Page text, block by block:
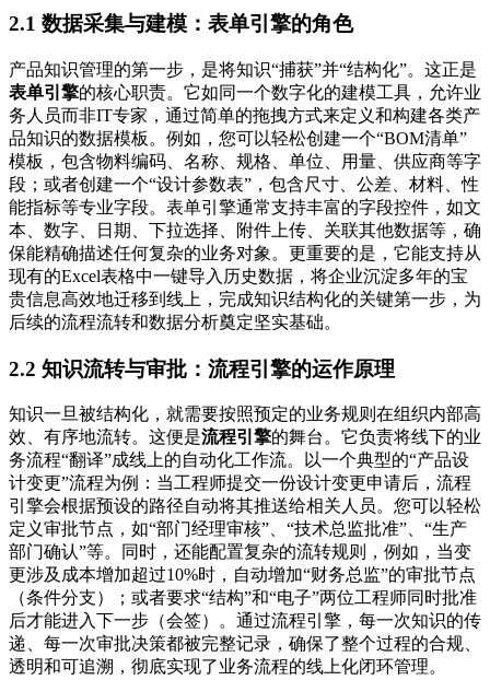
2.1 数据采集与建模：表单引擎的角色
产品知识管理的第一步，是将知识“捕获”并“结构化”。这正是
表单引擎的核心职责。它如同一个数字化的建模工具，允许业
务人员而非IT专家，通过简单的拖拽方式来定义和构建各类产
品知识的数据模板。例如，您可以轻松创建一个“BOM清单”
模板，包含物料编码、名称、规格、单位、用量、供应商等字
段；或者创建一个“设计参数表”，包含尺寸、公差、材料、性
能指标等专业字段。表单引擎通常支持丰富的字段控件，如文
本、数字、日期、下拉选择、附件上传、关联其他数据等，确
保能精确描述任何复杂的业务对象。更重要的是，它能支持从
现有的Excel表格中一键导入历史数据，将企业沉淀多年的宝
贵信息高效地迁移到线上，完成知识结构化的关键第一步，为
后续的流程流转和数据分析奠定坚实基础。
2.2 知识流转与审批：流程引擎的运作原理
知识一旦被结构化，就需要按照预定的业务规则在组织内部高
效、有序地流转。这便是流程引擎的舞台。它负责将线下的业
务流程“翻译”成线上的自动化工作流。以一个典型的“产品设
计变更”流程为例：当工程师提交一份设计变更申请后，流程
引擎会根据预设的路径自动将其推送给相关人员。您可以轻松
定义审批节点，如“部门经理审核”、“技术总监批准”、“生产
部门确认”等。同时，还能配置复杂的流转规则，例如，当变
更涉及成本增加超过10%时，自动增加“财务总监”的审批节点
（条件分支）；或者要求“结构”和“电子”两位工程师同时批准
后才能进入下一步（会签）。通过流程引擎，每一次知识的传
递、每一次审批决策都被完整记录，确保了整个过程的合规、
透明和可追溯，彻底实现了业务流程的线上化闭环管理。